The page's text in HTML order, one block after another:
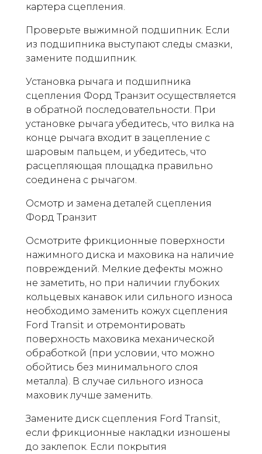
картера сцепления.
Проверьте выжимной подшипник. Если
из подшипника выступают следы смазки,
замените подшипник.
Установка рычага и подшипника
сцепления Форд Транзит осуществляется
в обратной последовательности. При
установке рычага убедитесь, что вилка на
конце рычага входит в зацепление с
шаровым пальцем, и убедитесь, что
расцепляющая площадка правильно
соединена с рычагом.
Осмотр и замена деталей сцепления
Форд Транзит
Осмотрите фрикционные поверхности
нажимного диска и маховика на наличие
повреждений. Мелкие дефекты можно
не заметить, но при наличии глубоких
кольцевых канавок или сильного износа
необходимо заменить кожух сцепления
Ford Transit и отремонтировать
поверхность маховика механической
обработкой (при условии, что можно
обойтись без минимального слоя
металла). В случае сильного износа
маховик лучше заменить.
Замените диск сцепления Ford Transit,
если фрикционные накладки изношены
до заклепок. Если покрытия